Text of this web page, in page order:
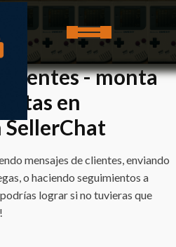
clientes - monta
en
mensajes de clientes, enviando
o haciendo seguimientos a
lograr si no tuvieras que